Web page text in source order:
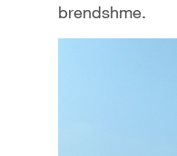
brendshme.